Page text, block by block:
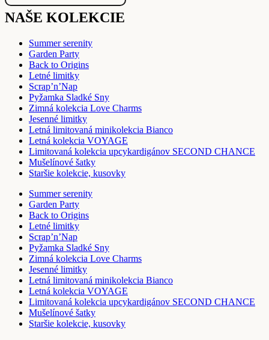
NAŠE KOLEKCIE
Summer serenity
Garden Party
Back to Origins
Letné limitky
Scrap’n’Nap
Pyžamka Sladké Sny
Zimná kolekcia Love Charms
Jesenné limitky
Letná limitovaná minikolekcia Bianco
Letná kolekcia VOYAGE
Limitovaná kolekcia upcykardigánov SECOND CHANCE
Mušelínové šatky
Staršie kolekcie, kusovky
Summer serenity
Garden Party
Back to Origins
Letné limitky
Scrap’n’Nap
Pyžamka Sladké Sny
Zimná kolekcia Love Charms
Jesenné limitky
Letná limitovaná minikolekcia Bianco
Letná kolekcia VOYAGE
Limitovaná kolekcia upcykardigánov SECOND CHANCE
Mušelínové šatky
Staršie kolekcie, kusovky